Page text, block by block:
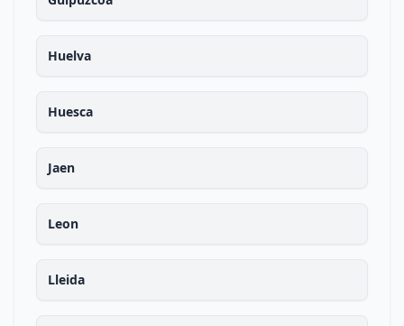
Huelva
Huesca
Jaen
Leon
Lleida